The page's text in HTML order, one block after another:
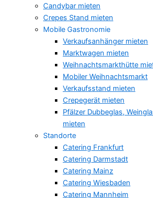
Candybar mieten
Crepes Stand mieten
Mobile Gastronomie
Verkaufsanhänger mieten
Marktwagen mieten
Weihnachtsmarkthütte
Mobiler Weihnachtsmarkt
Verkaufsstand mieten
Crepegerät mieten
Pfälzer Dubbeglas,
mieten
Standorte
Catering Frankfurt
Catering Darmstadt
Catering Mainz
Catering Wiesbaden
Catering Mannheim